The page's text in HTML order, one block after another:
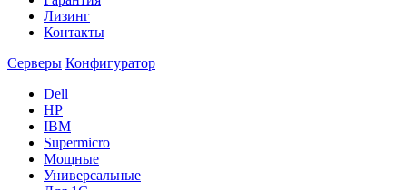
Лизинг
Контакты
Серверы Конфигуратор
Dell
HP
IBM
Supermicro
Мощные
Универсальные